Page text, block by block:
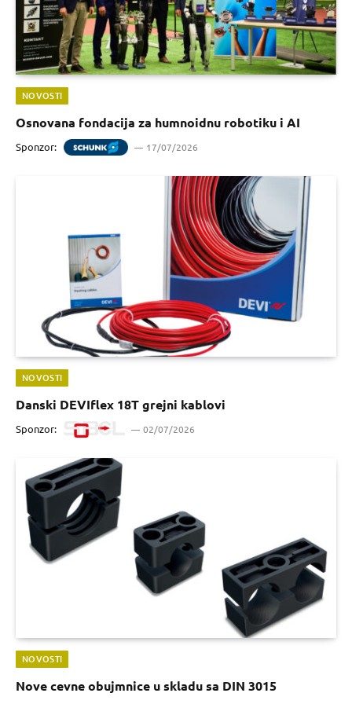
NOVOSTI
Osnovana fondacija za humnoidnu robotiku i AI
Sponzor: 17/07/2026
NOVOSTI
Danski DEVIflex 18T grejni kablovi
Sponzor: 02/07/2026
NOVOSTI
Nove cevne obujmnice u skladu sa DIN 3015